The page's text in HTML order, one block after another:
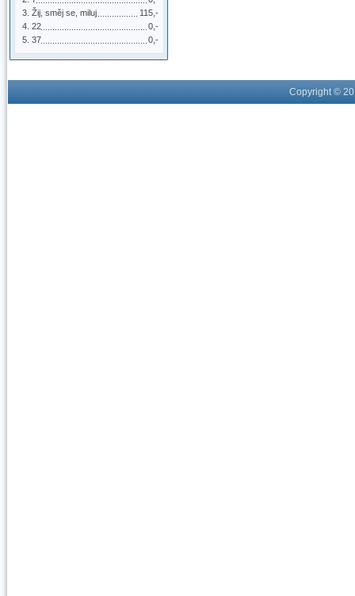
115,-
Žij, směj se, miluj
0,-
22
0,-
37
Copyright ©